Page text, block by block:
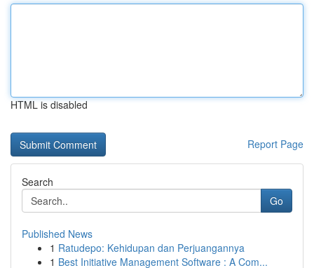
HTML is disabled
Report Page
Search
Go
Published News
1 Ratudepo: Kehidupan dan Perjuangannya
1 Best Initiative Management Software : A Com...